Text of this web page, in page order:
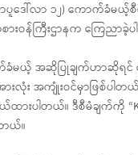
ပူဒေါ်လာ ၁၂) ကောက်ခံမ
းဝန်ကြီးဌာနက ကြေညာခဲ့
မယ့် အဆိုပြုချက်ဟာဆိုရင်
ားလုံး အကျုံးဝင်မှာဖြစ်ပါ
းပါတယ်။ ဒီစီမံချက်ကို
တယ်။